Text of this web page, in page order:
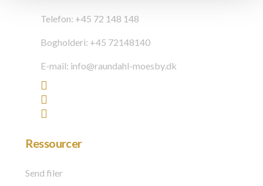
Telefon: +45 72 148 148
Bogholderi: +45 72148140
E-mail: info@raundahl-moesby.dk
Ressourcer
Send filer